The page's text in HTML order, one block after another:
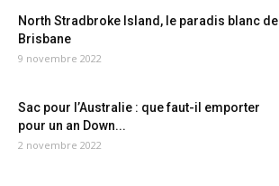
North Stradbroke Island, le paradis blanc de
Brisbane
9 novembre 2022
Sac pour l’Australie : que faut-il emporter
pour un an Down...
2 novembre 2022